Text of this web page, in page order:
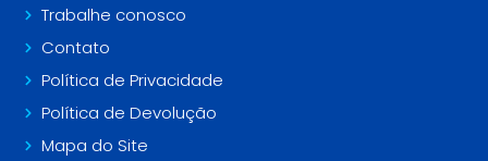
Trabalhe conosco
Contato
Política de Privacidade
Política de Devolução
Mapa do Site